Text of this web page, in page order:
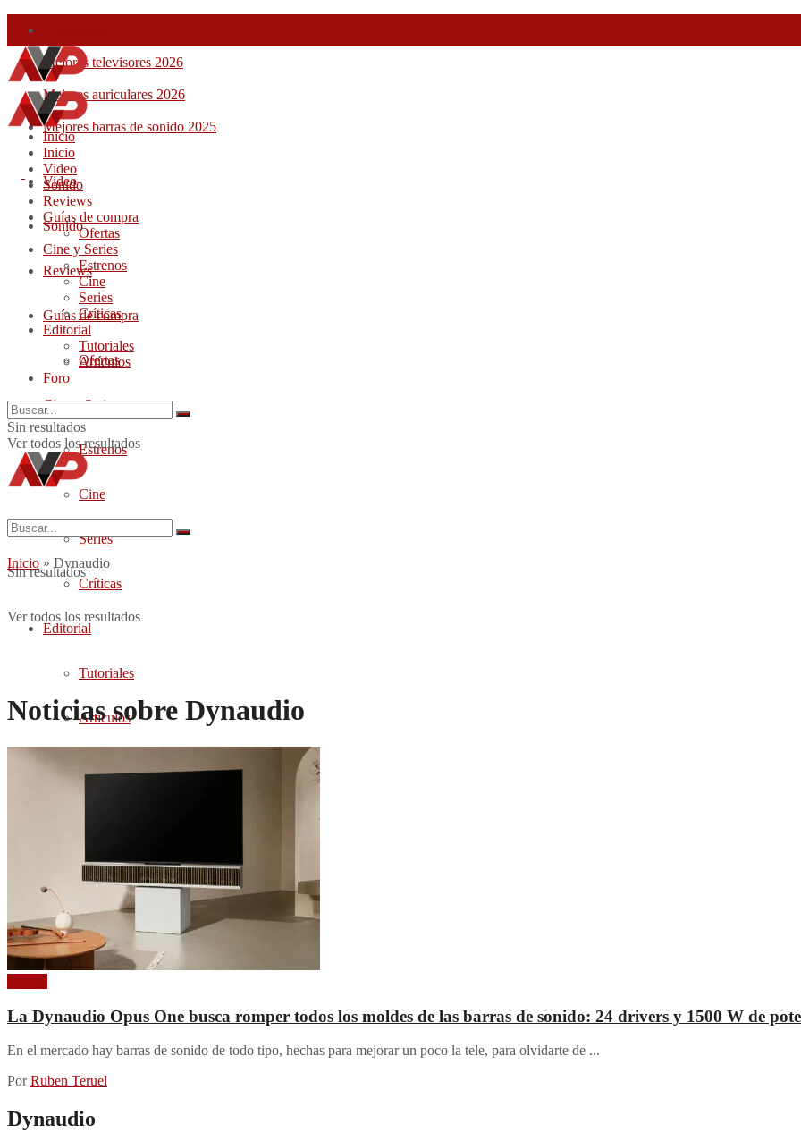
Mejores televisores 2026
Mejores auriculares 2026
Mejores barras de sonido 2025
Inicio
Video
Sonido
Reviews
Guías de compra
Ofertas
Cine y Series
Estrenos
Cine
Series
Críticas
Editorial
Tutoriales
Artículos
Foro
Sin resultados
Ver todos los resultados
Inicio
Video
Sonido
Reviews
Guías de compra
Ofertas
Cine y Series
Estrenos
Cine
Series
Críticas
Editorial
Tutoriales
Artículos
Foro
Sin resultados
Ver todos los resultados
Sin resultados
Ver todos los resultados
Inicio » Dynaudio
Noticias sobre Dynaudio
La Dynaudio Opus One busca romper todos los moldes de las barras de sonido: 24 drivers y 1500 W de
En el mercado hay barras de sonido de todo tipo, hechas para mejorar un poco la tele, para olvidarte de ...
Por Ruben Teruel
Dynaudio